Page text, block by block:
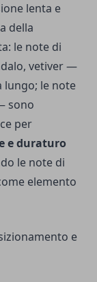
lenta e
della
le note di
vetiver —
lungo; le note
sono
per
e duraturo
le note di
elemento
e